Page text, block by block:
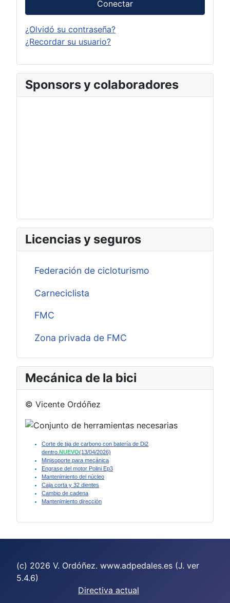
Conectar
¿Olvidó su contraseña?
¿Recordar su usuario?
Sponsors y colaboradores
Licencias y seguros
Federación de cicloturismo
Carneciclista
FMC
Zona privada de FMC
Mecánica de la bici
© Vicente Ordóñez
Corte de tija de carbono con batería de Di2
dentro. NUEVO(13/04/2026)
Minisoporte para mecánica
Engrase del motor Polini Ep3
Mantenimiento del núcleo
Caja corta y 32 dientes
Cambio de cadena
Mantenimiento dirección
(c) 2026 V. Ordóñez. www.adpedales.es (J. ver
5.4.6)
Directiva actual